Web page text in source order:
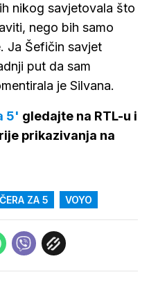
nikog savjetovala što
nego bih samo
Ja Šefičin savjet
put da sam
je Silvana.
5' gledajte na RTL-u i
prikazivanja na
ZA 5 VOYO